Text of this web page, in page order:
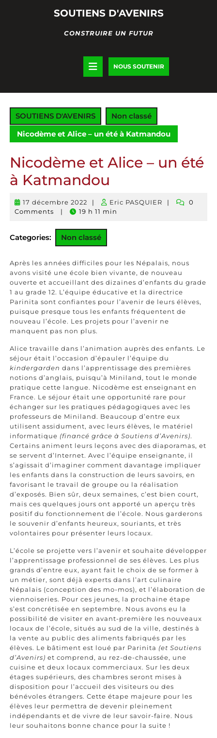
SOUTIENS D'AVENIRS
CONSTRUIRE UN FUTUR
Open
Button
NOUS SOUTENIRDONATE
NOW
SOUTIENS D'AVENIRS
Non classé
Nicodème et Alice – un été à Katmandou
Nicodème et Alice – un été
à Katmandou
17 décembre 2022
17
décembre
| Eric PASQUIER
Eric
|
0
Comments
| 19 h 11 min
Categories: Non classé
Après les années difficiles pour les Népalais, nous
avons visité une école bien vivante, de nouveau
ouverte et accueillant des dizaines d’enfants du grade
1 au grade 12. L’équipe éducative et la directrice
Parinita sont confiantes pour l’avenir de leurs élèves,
puisque presque tous les enfants fréquentent de
nouveau l’école. Les projets pour l’avenir ne
manquent pas non plus.
Alice travaille dans l’animation auprès des enfants. Le
séjour était l’occasion d’épauler l’équipe du
kindergarden dans l’apprentissage des premières
notions d’anglais, puisqu’à Miniland, tout le monde
pratique cette langue. Nicodème est enseignant en
France. Le séjour était une opportunité rare pour
échanger sur les pratiques pédagogiques avec les
professeurs de Miniland. Beaucoup d’entre eux
utilisent assidument, avec leurs élèves, le matériel
informatique (financé grâce à Soutiens d’Avenirs).
Certains animent leurs leçons avec des diaporamas, et
se servent d’Internet. Avec l’équipe enseignante, il
s’agissait d’imaginer comment davantage impliquer
les enfants dans la construction de leurs savoirs, en
favorisant le travail de groupe ou la réalisation
d’exposés. Bien sûr, deux semaines, c’est bien court,
mais ces quelques jours ont apporté un aperçu très
positif du fonctionnement de l’école. Nous garderons
le souvenir d’enfants heureux, souriants, et très
volontaires pour présenter leurs locaux.
L’école se projette vers l’avenir et souhaite développer
l’apprentissage professionnel de ses élèves. Les plus
grands d’entre eux, ayant fait le choix de se former à
un métier, sont déjà experts dans l’art culinaire
Népalais (conception des mo-mos), et l’élaboration de
viennoiseries. Pour ces jeunes, la prochaine étape
s’est concrétisée en septembre. Nous avons eu la
possibilité de visiter en avant-première les nouveaux
locaux de l’école, situés au sud de la ville, destinés à
la vente au public des aliments fabriqués par les
élèves. Le bâtiment est loué par Parinita (et Soutiens
d’Avenirs) et comprend, au rez-de-chaussée, une
cuisine et deux locaux commerciaux. Sur les deux
étages supérieurs, des chambres seront mises à
disposition pour l’accueil des visiteurs ou des
bénévoles étrangers. Cette étape majeure pour les
élèves leur permettra de devenir pleinement
indépendants et de vivre de leur savoir-faire. Nous
leur souhaitons bonne chance pour la suite !